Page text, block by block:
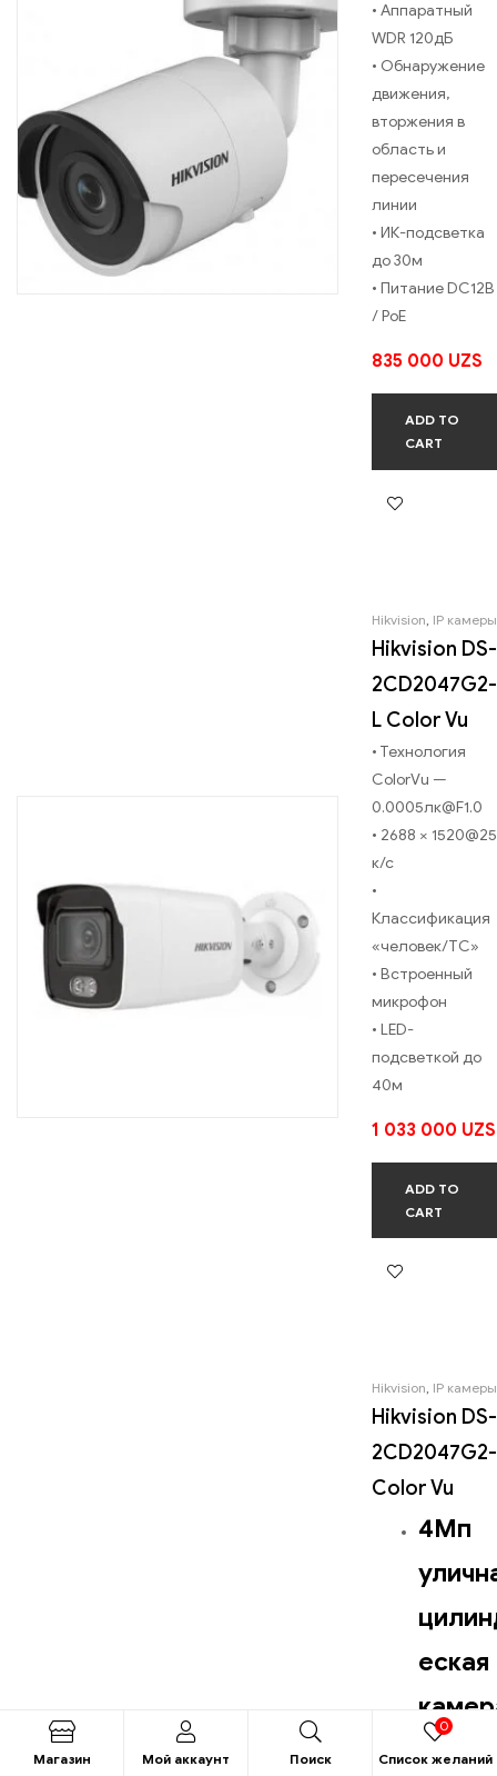
• Аппаратный
WDR 120дБ
• Обнаружение
движения,
вторжения в
область и
пересечения
линии
• ИК-подсветка
до 30м
• Питание DC12В
/ PoE
835 000 UZS
ADD TO
CART
Hikvision IP камеры
Hikvision DS-
2CD2047G2-
L Color Vu
• Технология
ColorVu —
0.0005лк@F1.0
• 2688 × 1520@25
к/с
•
Классификация
«человек/ТС»
• Встроенный
микрофон
• LED-
подсветкой до
40м
1 033 000 UZS
ADD TO
CART
Hikvision IP камеры
Hikvision DS-
Color Vu
4Мп
еская
LED-
Магазин Мой аккаунт Поиск Список желаний
0